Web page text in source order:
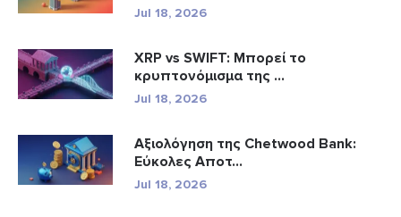
Jul 18, 2026
XRP vs SWIFT: Μπορεί το
κρυπτονόμισμα της ...
Jul 18, 2026
Αξιολόγηση της Chetwood Bank:
Εύκολες Αποτ...
Jul 18, 2026